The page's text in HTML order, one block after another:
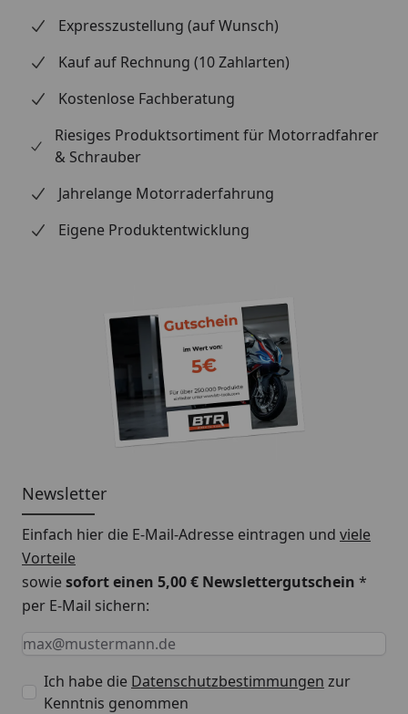
Expresszustellung (auf Wunsch)
Kauf auf Rechnung (10 Zahlarten)
Kostenlose Fachberatung
Riesiges Produktsortiment für Motorradfahrer
& Schrauber
Jahrelange Motorraderfahrung
Eigene Produktentwicklung
Newsletter
Einfach hier die E-Mail-Adresse eintragen und viele
Vorteile
sowiesofort einen 5,00 € Newslettergutschein *
per E-Mail sichern:
Keine Eingabe erforderlich
Eingabe erforderlich
E-Mail *
Ich habe die Datenschutzbestimmungen zur
Kenntnis genommen